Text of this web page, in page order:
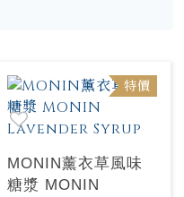
特價
MONIN薰衣草風味
糖漿 MONIN